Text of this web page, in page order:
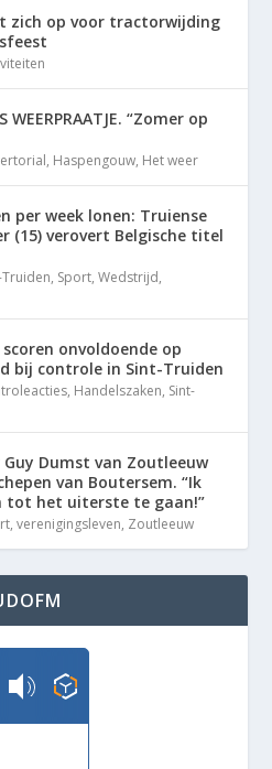
zich op voor tractorwijding
WEERPRAATJE. “Zomer op
, Haspengouw, Het weer
per week lonen: Truiense
(15) verovert Belgische titel
Truiden, Sport,Wedstrijd,
onvoldoende op
bij controle in Sint-Truiden
, Handelszaken, Sint-
Dumst van Zoutleeuw
van Boutersem. “Ik
tot het uiterste te gaan!”
,verenigingsleven, Zoutleeuw
TrudoFM